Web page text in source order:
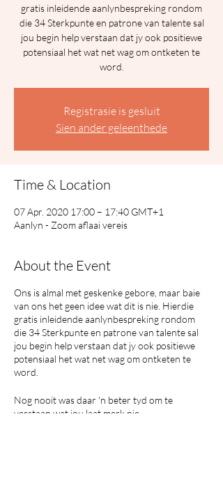
gratis inleidende aanlynbespreking rondom
die 34 Sterkpunte en patrone van talente sal
jou begin help verstaan dat jy ook positiewe
potensiaal het wat net wag om ontketen te
word.
Registrasie is gesluit
Sien ander geleenthede
Time & Location
07 Apr. 2020 17:00 – 17:40 GMT+1
Aanlyn - Zoom aflaai vereis
About the Event
Ons is almal met geskenke gebore, maar baie
van ons het geen idee wat dit is nie. Hierdie
gratis inleidende aanlynbespreking rondom
die 34 Sterkpunte en patrone van talente sal
jou begin help verstaan dat jy ook positiewe
potensiaal het wat net wag om ontketen te
word.
Nog nooit was daar 'n beter tyd om te
verstaan wat jou laat merk nie.